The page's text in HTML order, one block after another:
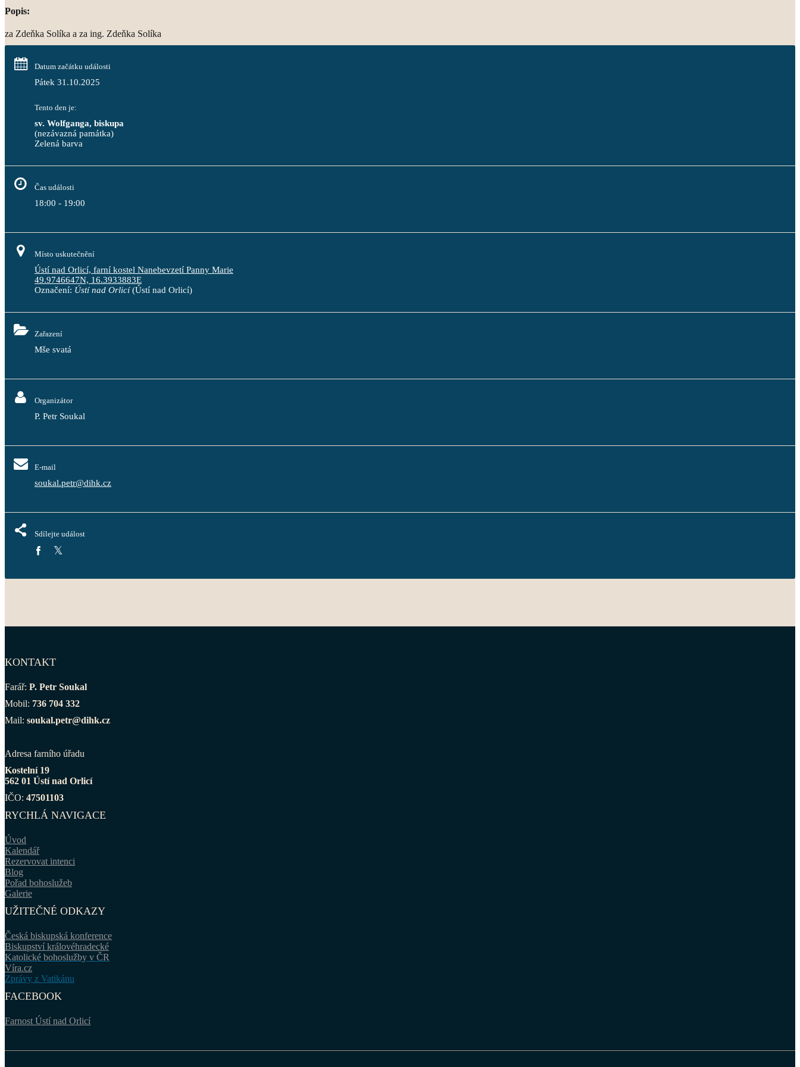
Popis:
za Zdeňka Solíka a za ing. Zdeňka Solíka
Datum začátku události
Pátek 31.10.2025
Tento den je:
sv. Wolfganga, biskupa
(nezávazná památka)
Zelená barva
Čas události
18:00 - 19:00
Místo uskutečnění
Ústí nad Orlicí, farní kostel Nanebevzetí Panny Marie
49.9746647N, 16.3933883E
Označení: Ústí nad Orlicí(Ústí nad Orlicí)
Zařazení
Mše svatá
Organizátor
P. Petr Soukal
E-mail
soukal.petr@dihk.cz
Sdílejte událost
KONTAKT
Farář: P. Petr Soukal
Mobil: 736 704 332
Mail: soukal.petr@dihk.cz
Adresa farního úřadu
Kostelní 19
562 01 Ústí nad Orlicí
IČO: 47501103
RYCHLÁ NAVIGACE
Úvod
Kalendář
Rezervovat intenci
Blog
Pořad bohoslužeb
Galerie
UŽITEČNÉ ODKAZY
Česká biskupská konference
Biskupství královéhradecké
Katolické bohoslužby v ČR
Víra.cz
Zprávy z Vatikánu
FACEBOOK
Farnost Ústí nad Orlicí